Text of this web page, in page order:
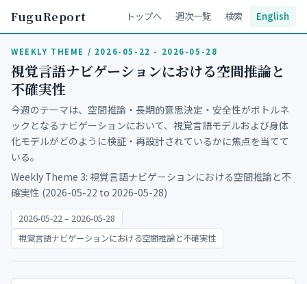
FuguReport トップへ 週次一覧 検索 English
WEEKLY THEME / 2026-05-22 - 2026-05-28
視覚言語ナビゲーションにおける空間推論と
不確実性
今週のテーマは、空間推論・長期的意思決定・安全性がボトルネ
ックとなるナビゲーションにおいて、視覚言語モデルおよび身体
化モデルがどのように検証・再設計されているかに焦点を当てて
いる。
Weekly Theme 3: 視覚言語ナビゲーションにおける空間推論と不
確実性 (2026-05-22 to 2026-05-28)
2026-05-22 – 2026-05-28
視覚言語ナビゲーションにおける空間推論と不確実性